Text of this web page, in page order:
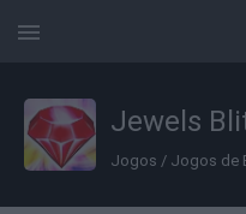
Jewels
Jogos / Jogos de